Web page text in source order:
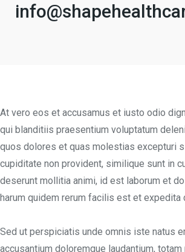
At vero eos et accusamus et iusto odio
qui blanditiis praesentium voluptatum
quos dolores et quas molestias excepturi
cupiditate non provident, similique sunt in
deserunt mollitia animi, id est laborum et
harum quidem rerum facilis est et expedita
Sed ut perspiciatis unde omnis iste natus
accusantium doloremque laudantium, totam